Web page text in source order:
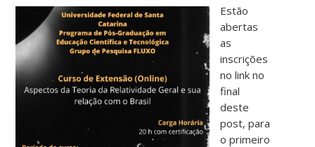
Estão
abertas
as
inscrições
no link no
final
deste
post, para
o primeiro